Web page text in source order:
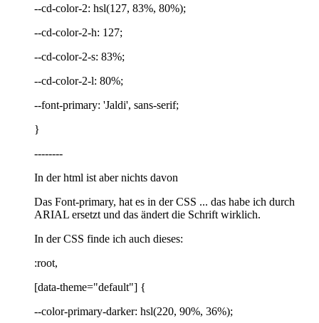
--cd-color-2: hsl(127, 83%, 80%);
--cd-color-2-h: 127;
--cd-color-2-s: 83%;
--cd-color-2-l: 80%;
--font-primary: 'Jaldi', sans-serif;
}
--------
In der html ist aber nichts davon
Das Font-primary, hat es in der CSS ... das habe ich durch
ARIAL ersetzt und das ändert die Schrift wirklich.
In der CSS finde ich auch dieses:
:root,
[data-theme="default"] {
--color-primary-darker: hsl(220, 90%, 36%);